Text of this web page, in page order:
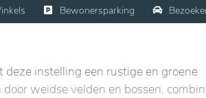
Bewonersparking
instelling een rustige en groene
weidse velden en bossen,